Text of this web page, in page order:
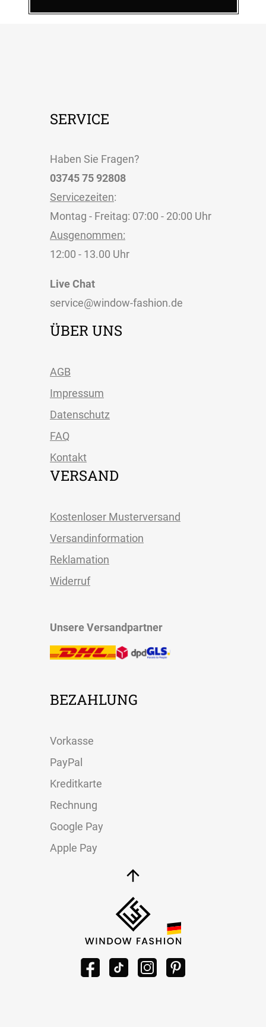
SERVICE
Haben Sie Fragen?
03745 75 92808
Servicezeiten:
Montag - Freitag: 07:00 - 20:00 Uhr
Ausgenommen:
12:00 - 13.00 Uhr
Live Chat
service@window-fashion.de
ÜBER UNS
AGB
Impressum
Datenschutz
FAQ
Kontakt
VERSAND
Kostenloser Musterversand
Versandinformation
Reklamation
Widerruf
Unsere Versandpartner
BEZAHLUNG
Vorkasse
PayPal
Kreditkarte
Rechnung
Google Pay
Apple Pay